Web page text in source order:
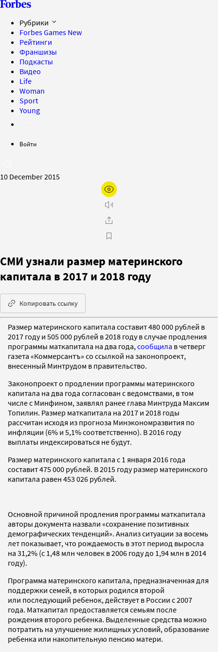
Рубрики
Forbes Games New
Рейтинги
Франшизы
Подкасты
Видео
Life
Woman
Sport
Young
Войти
10 December 2015
СМИ узнали размер материнского
капитала в 2017 и 2018 году
Копировать ссылку
Размер материнского капитала составит 480 000 рублей в
2017 году и 505 000 рублей в 2018 году в случае продления
программы маткапитала на два года, сообщила в четверг
газета «Коммерсантъ» со ссылкой на законопроект,
внесенный Минтрудом в правительство.
Законопроект о продлении программы материнского
капитала на два года согласован с ведомствами, в том
числе с Минфином, заявлял ранее глава Минтруда Максим
Топилин. Размер маткапитала на 2017 и 2018 годы
рассчитан исходя из прогноза Минэкономразвития по
инфляции (6% и 5,1% соответственно). В 2016 году
выплаты индексироваться не будут.
Размер материнского капитала с 1 января 2016 года
составит 475 000 рублей. В 2015 году размер материнского
капитала равен 453 026 рублей.
Основной причиной продления программы маткапитала
авторы документа назвали «сохранение позитивных
демографических тенденций». Анализ ситуации за восемь
лет показывает, что рождаемость в этот период выросла
на 31,2% (с 1,48 млн человек в 2006 году до 1,94 млн в 2014
году).
Программа материнского капитала, предназначенная для
поддержки семей, в которых родился второй
или последующий ребенок, действует в России с 2007
года. Маткапитал предоставляется семьям после
рождения второго ребенка. Выделенные средства можно
потратить на улучшение жилищных условий, образование
ребенка или накопительную пенсию матери.